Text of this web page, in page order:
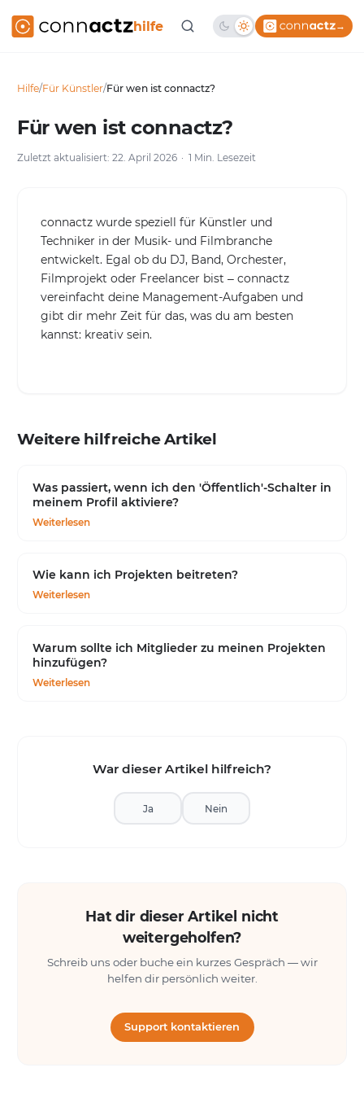
hilfe →
Hilfe/Für Künstler/Für wen ist connactz?
Für wen ist connactz?
Zuletzt aktualisiert: 22. April 2026 1 Min. Lesezeit
connactz wurde speziell für Künstler und
Techniker in der Musik- und Filmbranche
entwickelt. Egal ob du DJ, Band, Orchester,
Filmprojekt oder Freelancer bist – connactz
vereinfacht deine Management-Aufgaben und
gibt dir mehr Zeit für das, was du am besten
kannst: kreativ sein.
Weitere hilfreiche Artikel
Was passiert, wenn ich den 'Öffentlich'-Schalter in
meinem Profil aktiviere?
Weiterlesen
Wie kann ich Projekten beitreten?
Weiterlesen
Warum sollte ich Mitglieder zu meinen Projekten
hinzufügen?
Weiterlesen
War dieser Artikel hilfreich?
Ja Nein
Hat dir dieser Artikel nicht
weitergeholfen?
Schreib uns oder buche ein kurzes Gespräch — wir
helfen dir persönlich weiter.
Support kontaktieren